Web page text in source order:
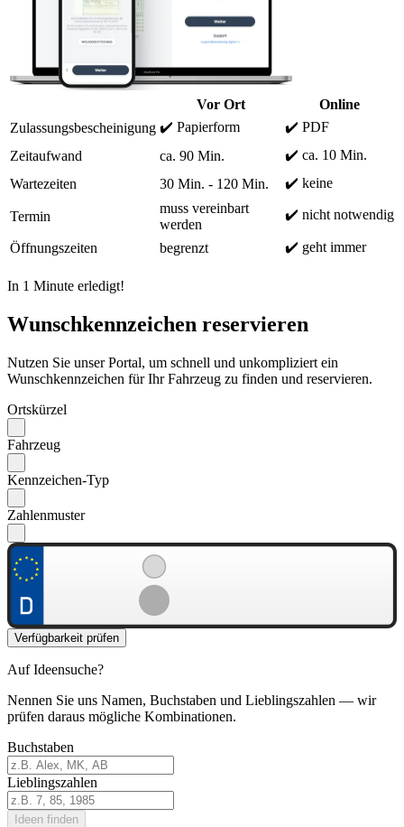
Vor Ort
Online
Zulassungsbescheinigung ✔️ Papierform
✔️ PDF
Zeitaufwand
ca. 90 Min.
✔️ ca. 10 Min.
Wartezeiten
30 Min. - 120 Min. ✔️ keine
Termin
muss vereinbart
werden
✔️ nicht notwendig
Öffnungszeiten begrenzt ✔️ geht immer
In 1 Minute erledigt!
Wunschkennzeichen reservieren
Nutzen Sie unser Portal, um schnell und unkompliziert ein
Wunschkennzeichen für Ihr Fahrzeug zu finden und reservieren.
Ortskürzel
Fahrzeug
Kennzeichen-Typ
Zahlenmuster
Verfügbarkeit prüfen
Auf Ideensuche?
Nennen Sie uns Namen, Buchstaben und Lieblingszahlen — wir
prüfen daraus mögliche Kombinationen.
Buchstaben
Lieblingszahlen
Ideen finden